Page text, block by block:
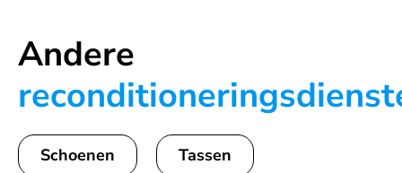
Andere
Schoenen Tassen